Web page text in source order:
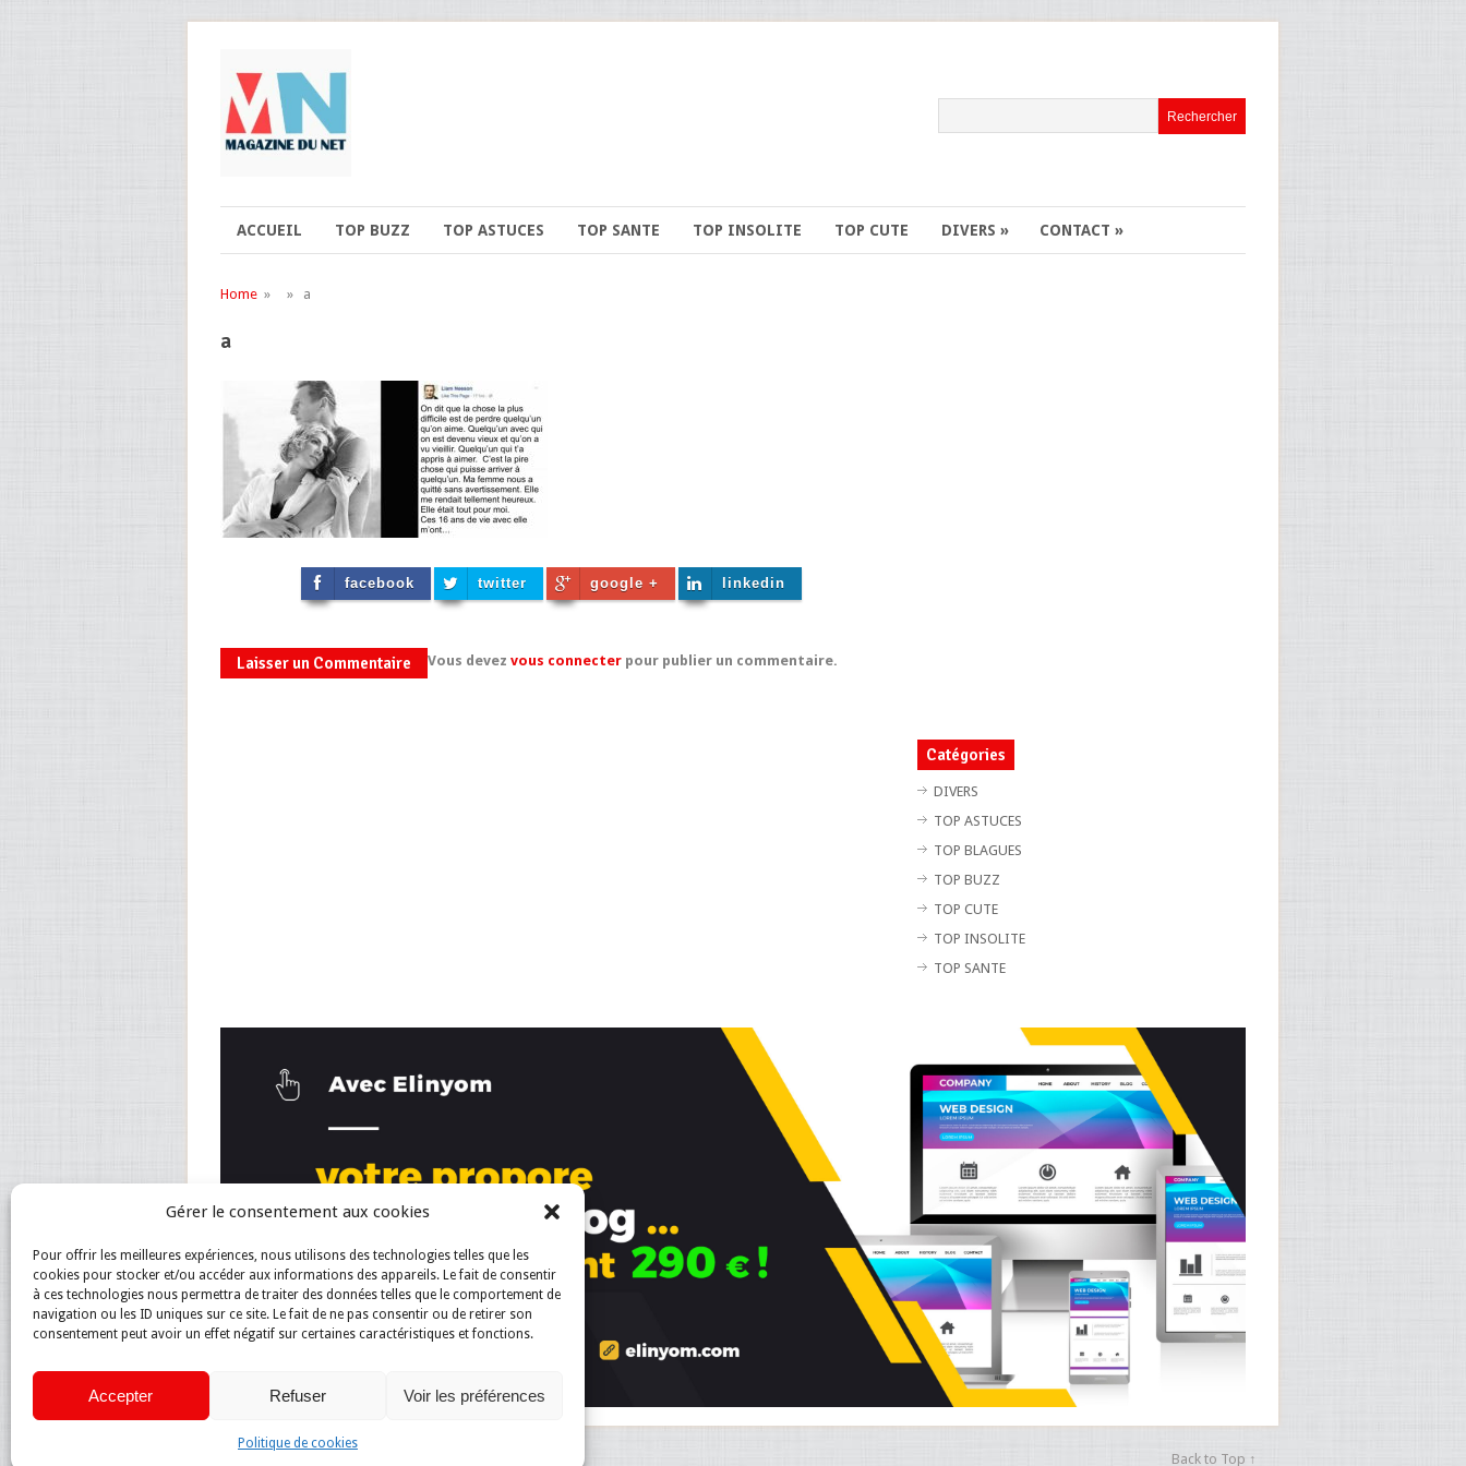
Gérer le consentement aux cookies
Pour offrir les meilleures expériences, nous utilisons des technologies telles que les
cookies pour stocker et/ou accéder aux informations des appareils. Le fait de consentir
à ces technologies nous permettra de traiter des données telles que le comportement de
navigation ou les ID uniques sur ce site. Le fait de ne pas consentir ou de retirer son
consentement peut avoir un effet négatif sur certaines caractéristiques et fonctions.
Accepter Refuser Voir les préférences
Politique de cookies
ACCUEIL TOP BUZZ TOP ASTUCES TOP SANTE TOP INSOLITE TOP CUTE DIVERS » CONTACT »
Home » » a
a
facebook twitter google + linkedin
Laisser un Commentaire Vous devez vous connecter pour publier un commentaire.
Catégories
DIVERS
TOP ASTUCES
TOP BLAGUES
TOP BUZZ
TOP CUTE
TOP INSOLITE
TOP SANTE
Back to Top ↑